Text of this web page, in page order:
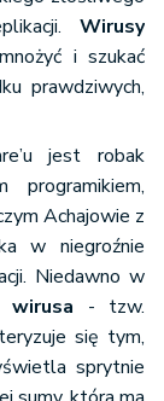
Wirusy
i szukać
prawdziwych,
jest robak
Achajowie z
w niegroźnie
Niedawno w
wirusa - tzw.
się tym,
sprytnie